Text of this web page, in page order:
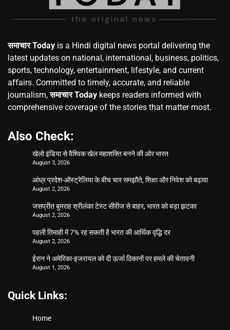
समाचार Today is a Hindi digital news portal delivering the
latest updates on national, international, business, politics,
sports, technology, entertainment, lifestyle, and current
affairs. Committed to timely, accurate, and reliable
journalism,समाचार Today keeps readers informed with
comprehensive coverage of the stories that matter most.
Also Check:
खेलो इंडिया से वैश्विक खेल महाशक्ति बनने की ओर भारत
August 3, 2026
आंध्र प्रदेश-ऑस्ट्रेलिया के बीच चार समझौते, शिक्षा और निवेश को बढ़ावा
August 2, 2026
जसप्रीत बुमराह श्रीलंका टेस्ट सीरीज से बाहर, भारत को बड़ा झटका
August 2, 2026
पहली तिमाही में 7% रह सकती है भारत की आर्थिक वृद्धि दर
August 2, 2026
ईरान ने अमेरिका-इजरायल को दी ऊर्जा ठिकानों पर हमले की चेतावनी
August 1, 2026
Quick Links:
Home